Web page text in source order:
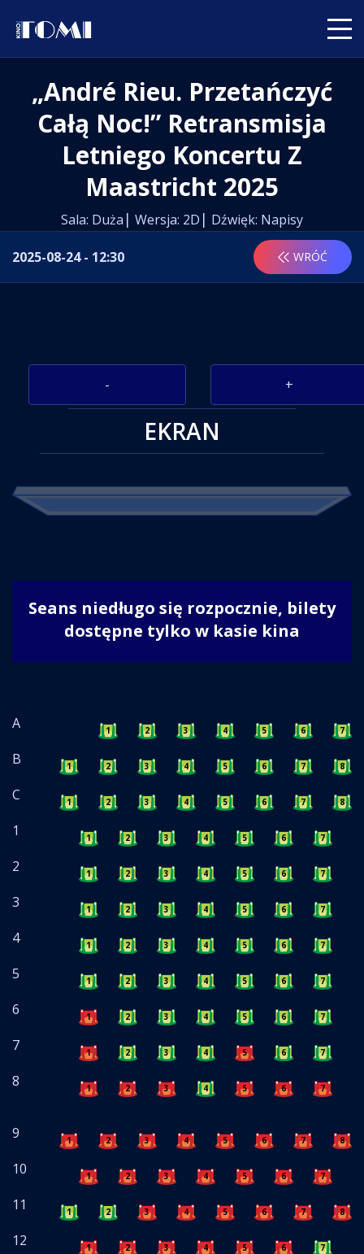
„André Rieu. Przetańczyć
Całą Noc!” Retransmisja
Letniego Koncertu Z
Maastricht 2025
Sala: Duża Wersja: 2D Dźwięk: Napisy
WRÓĆ
2025-08-24 - 12:30
- +
EKRAN
Seans niedługo się rozpocznie, bilety
dostępne tylko w kasie kina
A 1 2 3 4 5 6 7
B 1 2 3 4 5 6 7 8
C 1 2 3 4 5 6 7 8
1 1 2 3 4 5 6 7
2 1 2 3 4 5 6 7
3 1 2 3 4 5 6 7
4 1 2 3 4 5 6 7
5 1 2 3 4 5 6 7
6 1 2 3 4 5 6 7
7 1 2 3 4 5 6 7
8 1 2 3 4 5 6 7
9 1 2 3 4 5 6 7 8
10 1 2 3 4 5 6 7
11 1 2 3 4 5 6 7 8
12 1 2 3 4 5 6 7